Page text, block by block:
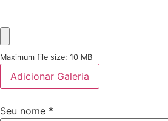
Maximum file size: 10 MB
Adicionar Galeria
Seu nome *